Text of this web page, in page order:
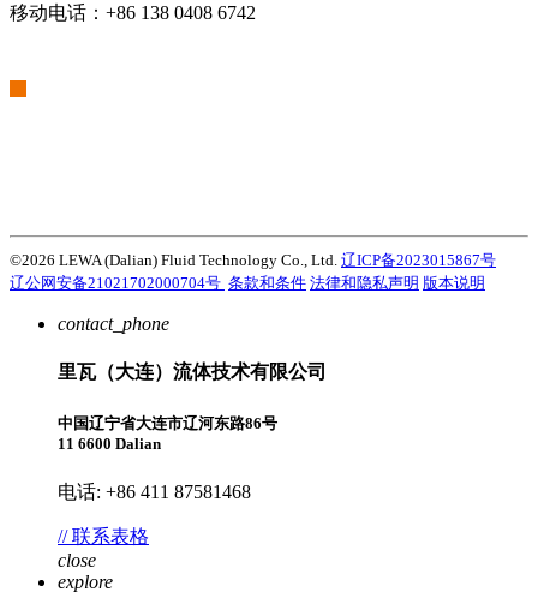
移动电话：+86 138 0408 6742
©2026 LEWA (Dalian) Fluid Technology Co., Ltd. 辽ICP备2023015867号
辽公网安备21021702000704号 条款和条件 法律和隐私声明 版本说明
contact_phone
里瓦（大连）流体技术有限公司
中国辽宁省大连市辽河东路86号
11 6600 Dalian
电话: +86 411 87581468
// 联系表格
close
explore